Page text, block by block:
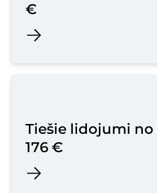
€
Tiešie lidojumi no
176 €